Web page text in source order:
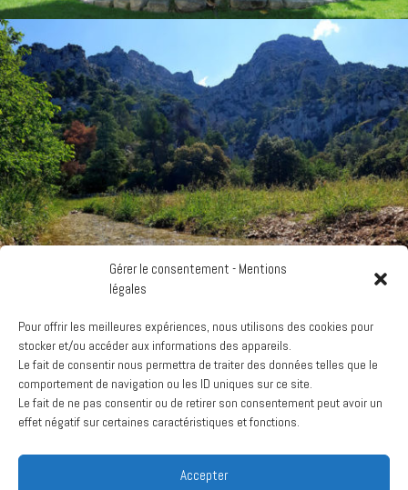
Gérer le consentement - Mentions
légales
Pour offrir les meilleures expériences, nous utilisons des cookies pour
stocker et/ou accéder aux informations des appareils.
Le fait de consentir nous permettra de traiter des données telles que le
comportement de navigation ou les ID uniques sur ce site.
Le fait de ne pas consentir ou de retirer son consentement peut avoir un
effet négatif sur certaines caractéristiques et fonctions.
Accepter